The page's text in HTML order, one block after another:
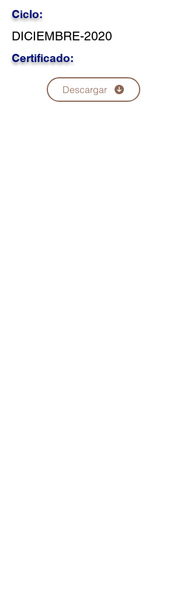
Ciclo:
DICIEMBRE-2020
Certificado:
Descargar